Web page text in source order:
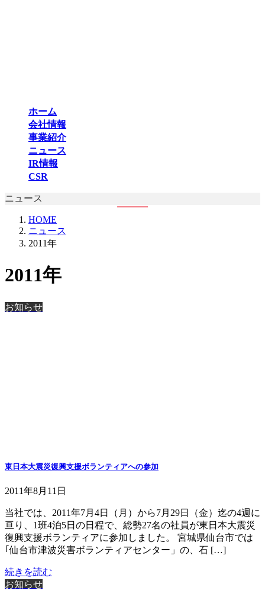
ホーム
会社情報
事業紹介
ニュース
IR情報
CSR
ニュース
HOME
ニュース
2011年
2011年
お知らせ
東日本大震災復興支援ボランティアへの参加
2011年8月11日
当社では、2011年7月4日（月）から7月29日（金）迄の4週に
亘り、1班4泊5日の日程で、総勢27名の社員が東日本大震災
復興支援ボランティアに参加しました。 宮城県仙台市では
｢仙台市津波災害ボランティアセンター」の、石 […]
続きを読む
お知らせ